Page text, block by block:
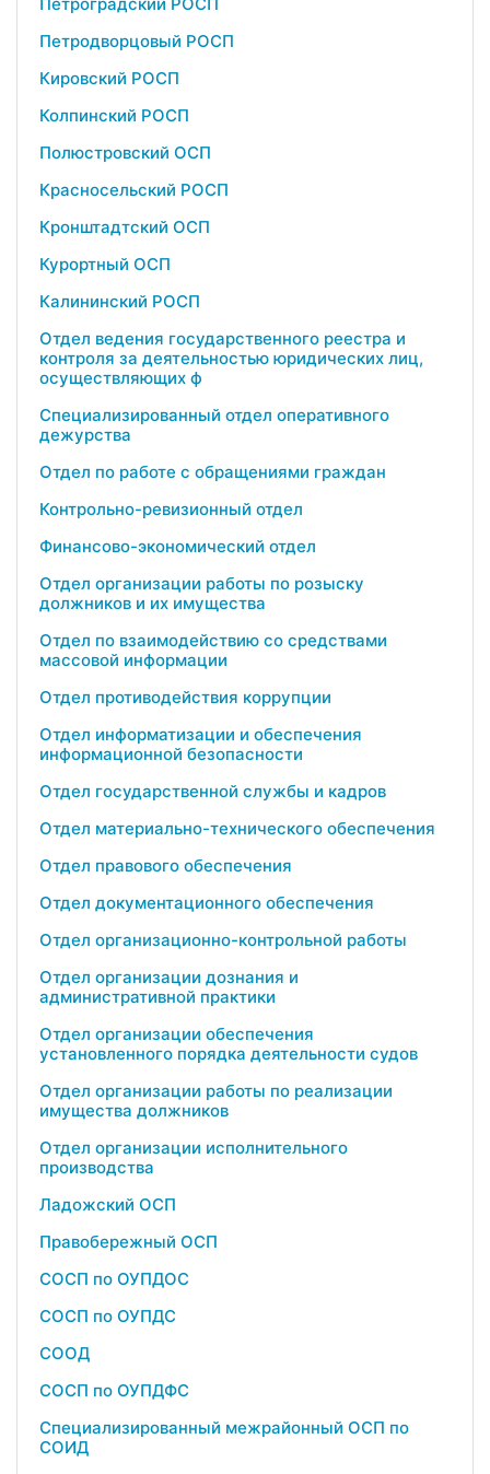
Петродворцовый РОСП
Кировский РОСП
Колпинский РОСП
Полюстровский ОСП
Красносельский РОСП
Кронштадтский ОСП
Курортный ОСП
Калининский РОСП
Отдел ведения государственного реестра и
контроля за деятельностью юридических лиц,
осуществляющих ф
Специализированный отдел оперативного
дежурства
Отдел по работе с обращениями граждан
Контрольно-ревизионный отдел
Финансово-экономический отдел
Отдел организации работы по розыску
должников и их имущества
Отдел по взаимодействию со средствами
массовой информации
Отдел противодействия коррупции
Отдел информатизации и обеспечения
информационной безопасности
Отдел государственной службы и кадров
Отдел материально-технического обеспечения
Отдел правового обеспечения
Отдел документационного обеспечения
Отдел организационно-контрольной работы
Отдел организации дознания и
административной практики
Отдел организации обеспечения
установленного порядка деятельности судов
Отдел организации работы по реализации
имущества должников
Отдел организации исполнительного
производства
Ладожский ОСП
Правобережный ОСП
СОСП по ОУПДОС
СОСП по ОУПДС
СООД
СОСП по ОУПДФС
Специализированный межрайонный ОСП по
СОИД